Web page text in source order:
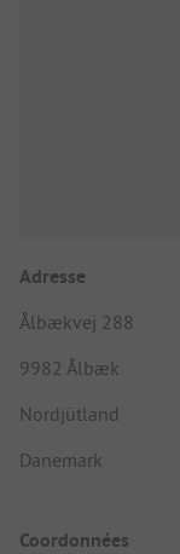
Adresse
Ålbækvej 288
9982 Ålbæk
Nordjütland
Danemark
Coordonnées